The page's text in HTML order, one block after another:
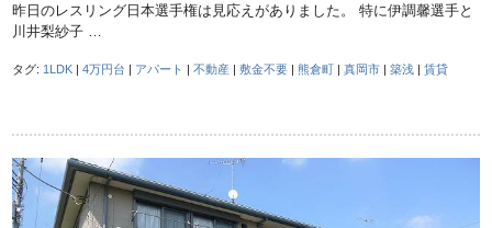
昨日のレスリング日本選手権は見応えがありました。 特に伊調馨選手と
川井梨紗子 …
タグ: 1LDK |4万円台 | アパート |不動産 |敷金不要 |熊倉町 |真岡市 |築浅 |賃貸